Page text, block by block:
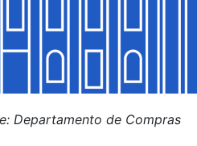
Departamento de Compras